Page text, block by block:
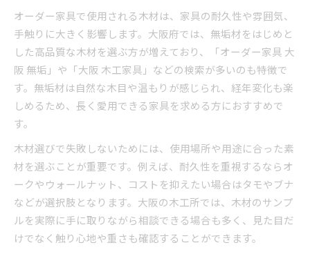
オーダー家具で使用される木材は、家具の耐久性や雰囲気、
手触りに大きく影響します。大阪府では、無垢材をはじめと
した高品質な木材を選ぶ方が増えており、「オーダー家具 大
阪 無垢」や「大阪 木工家具」などの検索が多いのも特徴で
す。無垢材は自然な木目や温もりが感じられ、経年変化も楽
しめるため、長く愛用できる家具を求める方におすすめで
す。
木材選びで失敗しないためには、使用場所や用途に合った素
材を選ぶことが重要です。例えば、耐久性を重視するならオ
ークやウォールナット、コストを抑えたい場合はタモやブナ
などが選択肢となります。大阪の木工所では、木材のサンプ
ルを実際に手に取りながら相談できる場合も多く、見た目だ
けでなく触り心地や重さも確認することができます。